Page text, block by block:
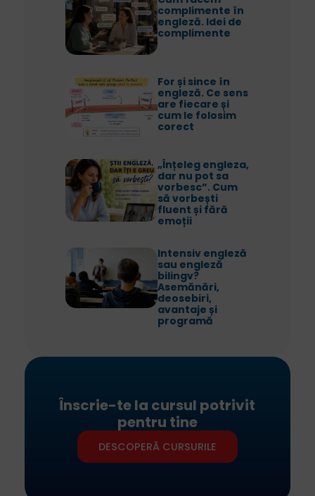
complimente în
engleză. Idei de
complimente
For și since în
engleză. Ce sens
are fiecare și
cum le folosim
corect
„Înțeleg engleza,
dar nu pot sa
vorbesc”. Cum
să vorbești
fluent și fără
emoții
Intensiv engleză
sau engleză
bilingv?
Asemănări,
deosebiri,
avantaje și
programă
Înscrie-te la cursul potrivit
pentru tine
DESCOPERĂ CURSURILE